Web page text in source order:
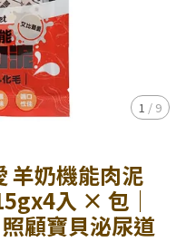
1 / 9
羊奶機能肉泥
入 × 包｜
顧寶貝泌尿道